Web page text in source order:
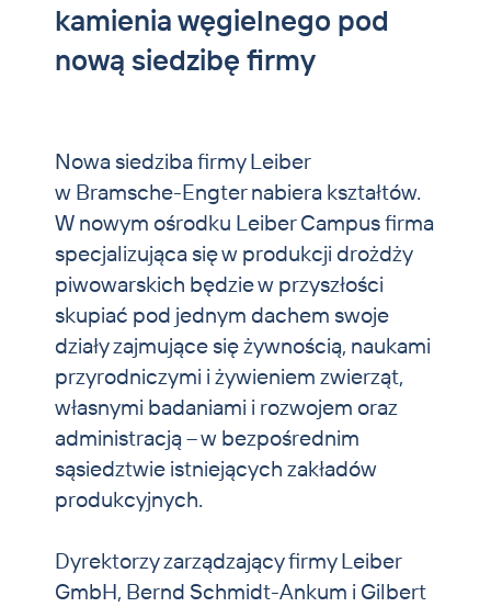
Zwierzęta domowe i koie
Aktualności
kamienia węgielnego pod
nową siedzibę firmy
Nowa siedziba firmy Leiber
w Bramsche-Engter nabiera kształtów.
W nowym ośrodku Leiber Campus firma
specjalizująca się w produkcji drożdży
piwowarskich będzie w przyszłości
skupiać pod jednym dachem swoje
działy zajmujące się żywnością, naukami
przyrodniczymi i żywieniem zwierząt,
własnymi badaniami i rozwojem oraz
administracją – w bezpośrednim
sąsiedztwie istniejących zakładów
produkcyjnych.
Dyrektorzy zarządzający firmy Leiber
GmbH, Bernd Schmidt-Ankum i Gilbert